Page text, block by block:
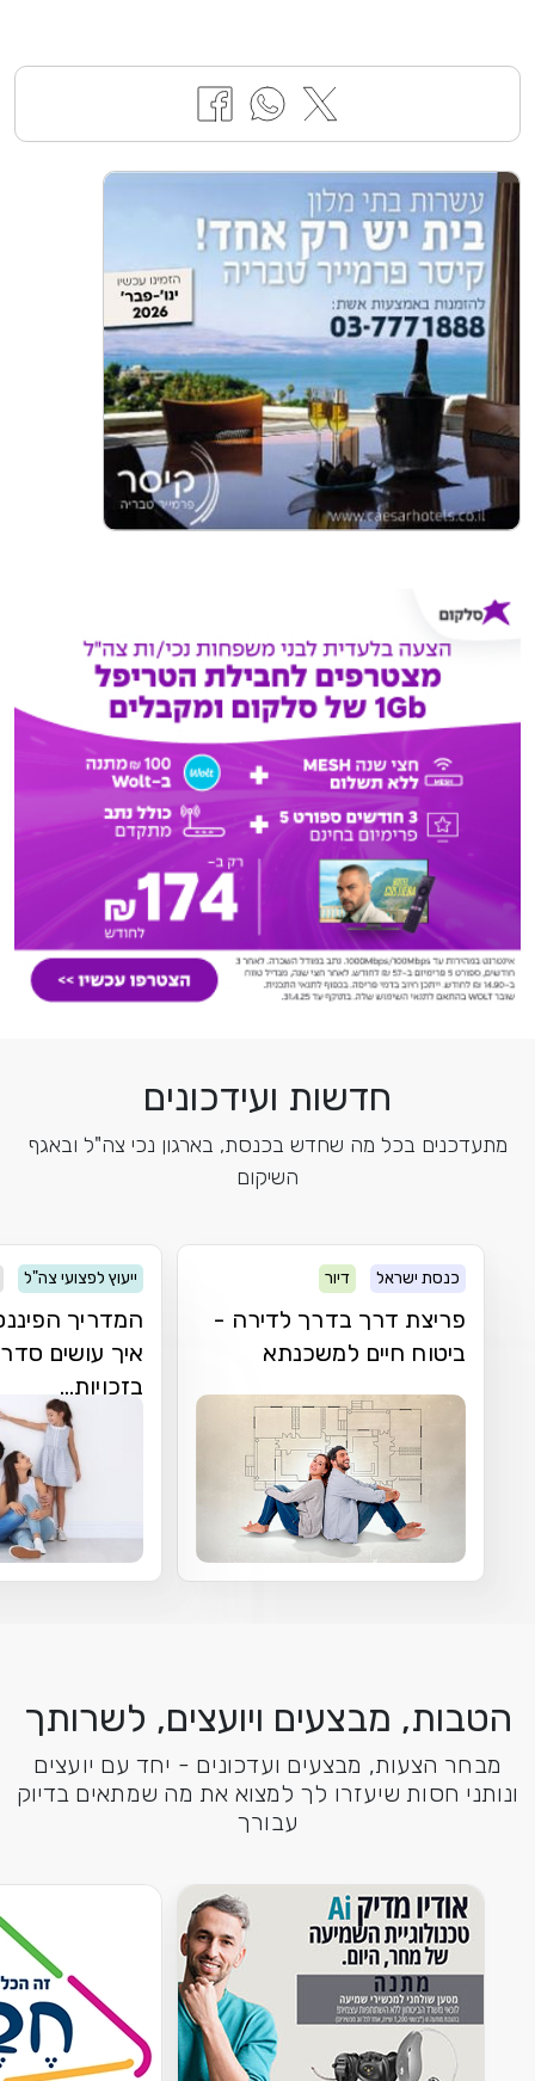
חדשות ועידכונים
מתעדכנים בכל מה שחדש בכנסת, בארגון נכי צה"ל ובאגף
השיקום
כנסת ישראל דיור
פריצת דרך בדרך לדירה -
ביטוח חיים למשכנתא
ייעוץ לפצועי צה"ל
המדריך
איך עושים
בזכויות...
הטבות, מבצעים ויועצים, לשרותך
מבחר הצעות, מבצעים ועדכונים - יחד עם יועצים
ונותני חסות שיעזרו לך למצוא את מה שמתאים בדיוק
עבורך